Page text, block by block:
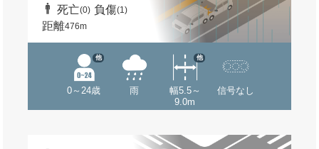
死亡(0) 負傷(1)
距離476m
0～24歳
他
雨
幅5.5～
9.0m
他
信号なし